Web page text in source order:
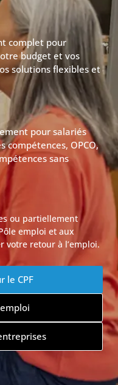
complet pour
budget et vos
solutions flexibles et
pour salariés
compétences, OPCO,
sans
ou partiellement
emploi et aux
votre retour à l’emploi.
le CPF